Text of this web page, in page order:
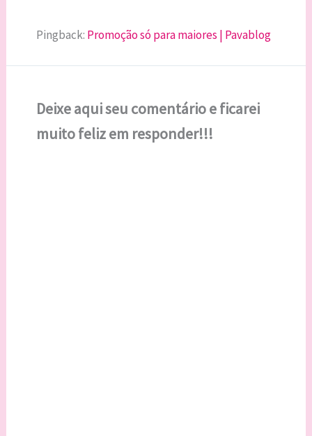
Pingback: Promoção só para maiores | Pavablog
Deixe aqui seu comentário e ficarei
muito feliz em responder!!!